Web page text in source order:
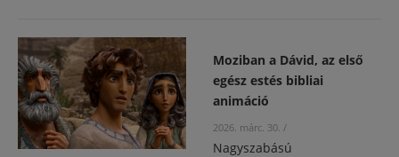
Moziban a Dávid, az első
egész estés bibliai
animáció
2026. márc. 30. /
Nagyszabású